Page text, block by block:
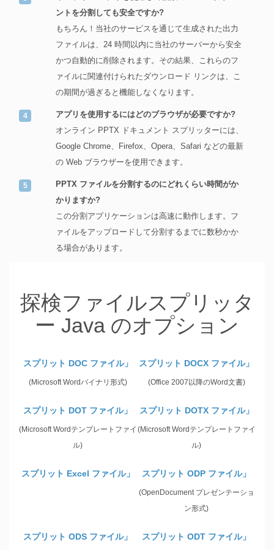
ントを分割しても安全ですか?
もちろん！当社のサービスを通じて生成された出力
ファイルは、24 時間以内に当社のサーバーから安全
かつ自動的に削除されます。その結果、これらのフ
ァイルに関連付けられたダウンロード リンクは、こ
の期間が過ぎると機能しなくなります。
アプリを使用するにはどのブラウザが必要ですか?
オンライン PPTX ドキュメント スプリッターには、
Google Chrome、Firefox、Opera、Safari などの最新
の Web ブラウザーを使用できます。
PPTX ファイルを分割するのにどれくらい時間がか
かりますか?
この分割アプリケーションは高速に動作します。フ
ァイルをアップロードして分割するまでに数秒かか
る場合があります。
探検ファイルスプリッタ
ー Java のオプション
スプリット DOC ファイル」
(Microsoft Wordバイナリ形式)
スプリット DOCX ファイル」
(Office 2007以降のWord文書)
スプリット DOT ファイル」
(Microsoft Wordテンプレートファイ
ル)
スプリット DOTX ファイル」
(Microsoft Wordテンプレートファイ
ル)
スプリット Excel ファイル」 スプリット ODP ファイル」
(OpenDocument プレゼンテーショ
ン形式)
スプリット ODS ファイル」 スプリット ODT ファイル」